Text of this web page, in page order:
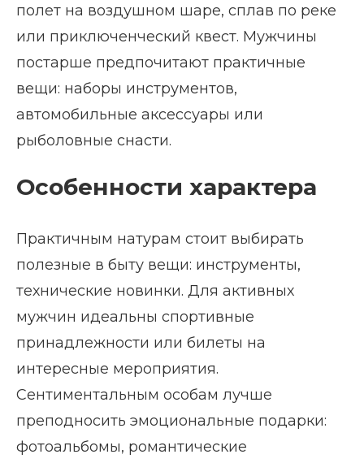
полет на воздушном шаре, сплав по реке
или приключенческий квест. Мужчины
постарше предпочитают практичные
вещи: наборы инструментов,
автомобильные аксессуары или
рыболовные снасти.
Особенности характера
Практичным натурам стоит выбирать
полезные в быту вещи: инструменты,
технические новинки. Для активных
мужчин идеальны спортивные
принадлежности или билеты на
интересные мероприятия.
Сентиментальным особам лучше
преподносить эмоциональные подарки:
фотоальбомы, романтические